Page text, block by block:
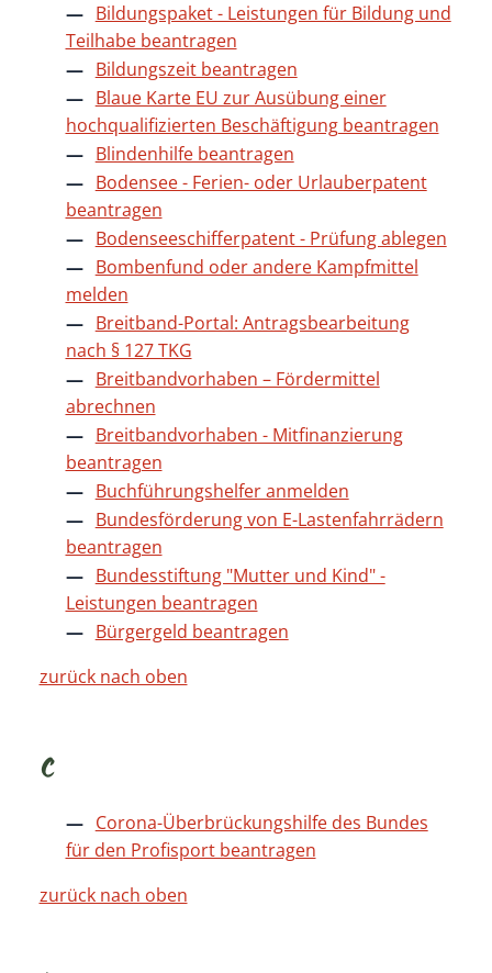
Bildungspaket - Leistungen für Bildung und
Teilhabe beantragen
Bildungszeit beantragen
Blaue Karte EU zur Ausübung einer
hochqualifizierten Beschäftigung beantragen
Blindenhilfe beantragen
Bodensee - Ferien- oder Urlauberpatent
beantragen
Bodenseeschifferpatent - Prüfung ablegen
Bombenfund oder andere Kampfmittel
melden
Breitband-Portal: Antragsbearbeitung
nach § 127 TKG
Breitbandvorhaben – Fördermittel
abrechnen
Breitbandvorhaben - Mitfinanzierung
beantragen
Buchführungshelfer anmelden
Bundesförderung von E-Lastenfahrrädern
beantragen
Bundesstiftung "Mutter und Kind" -
Leistungen beantragen
Bürgergeld beantragen
zurück nach oben
C
Corona-Überbrückungshilfe des Bundes
für den Profisport beantragen
zurück nach oben